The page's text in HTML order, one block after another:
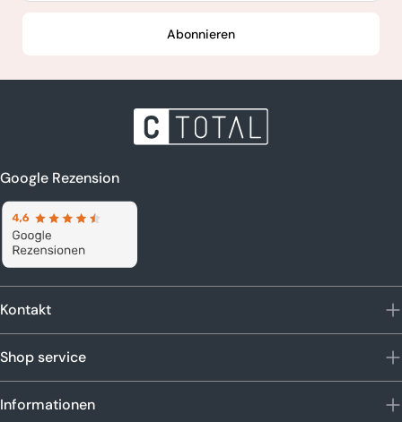
Abonnieren
Google Rezension
Kontakt
Shop service
Informationen